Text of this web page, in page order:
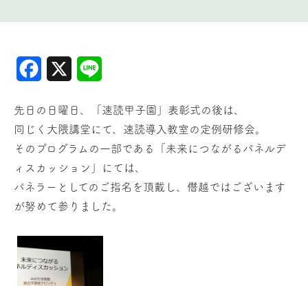
Facebook
先日の日曜日、「速読甲子園」表彰式の後は、
同じく大隈講堂にて、速読導入教室の定例研修会。
そのプログラムの一部である「未来につながるパネルデ
ィスカッション」にては、
パネラーとしてのご指名を頂戴し、僭越ではございます
が努めて参りました。